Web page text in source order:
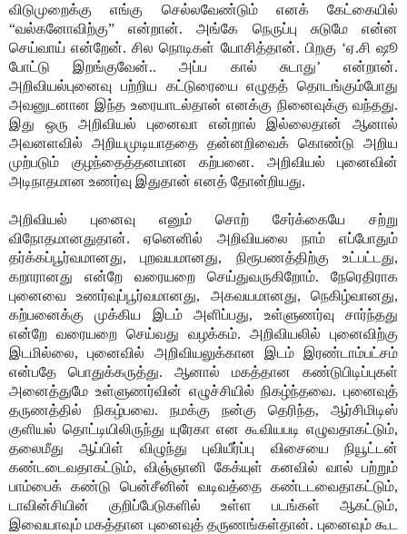
விடுமுறைக்கு எங்கு செல்லவேண்டும் எனக் கேட்கையில்
“வல்கனோவிற்கு” என்றான். அங்கே நெருப்பு சுடுமே என்ன
செய்வாய் என்றேன். சில நொடிகள் யோசித்தான். பிறகு ‘ஏ.சி ஷூ
போட்டு இறங்குவேன்.. அப்ப கால் சுடாது’ என்றான்.
அறிவியல்புனைவு பற்றிய கட்டுரையை எழுதத் தொடங்கும்போது
அவனுடனான இந்த உரையாடல்தான் எனக்கு நினைவுக்கு வந்தது.
இது ஒரு அறிவியல் புனைவா என்றால் இல்லைதான் ஆனால்
அவனளவில் அறியமுடியாததை தன்னறிவைக் கொண்டு அறிய
முற்படும் குழந்தைத்தனமான கற்பனை. அறிவியல் புனைவின்
அடிநாதமான உணர்வு இதுதான் எனத் தோன்றியது.
அறிவியல் புனைவு எனும் சொற் சேர்க்கையே சற்று
விநோதமானதுதான். ஏனெனில் அறிவியலை நாம் எப்போதும்
தர்க்கப்பூர்வமானது, புறவயமானது, நிரூபணத்திற்கு உட்பட்டது,
கறாரானது என்றே வரையறை செய்துவருகிறோம். நேரெதிராக
புனைவை உணர்வுப்பூர்வமானது, அகவயமானது, நெகிழ்வானது,
கற்பனைக்கு முக்கிய இடம் அளிப்பது, உள்ளுணர்வு சார்ந்தது
என்றே வரையறை செய்வது வழக்கம். அறிவியலில் புனைவிற்கு
இடமில்லை, புனைவில் அறிவியலுக்கான இடம் இரண்டாம்பட்சம்
என்பதே பொதுக்கருத்து. ஆனால் மகத்தான கண்டுபிடிப்புகள்
அனைத்துமே உள்ளுணர்வின் எழுச்சியில் நிகழ்ந்தவை. புனைவுத்
தருணத்தில் நிகழ்பவை. நமக்கு நன்கு தெரிந்த, ஆர்சிமிடிஸ்
குளியல் தொட்டியிலிருந்து யுரேகா என கூவியபடி எழுவதாகட்டும்,
தலைமீது ஆப்பிள் விழுந்து புவியீர்ப்பு விசையை நியூட்டன்
கண்டடைவதாகட்டும், விஞ்ஞானி கேக்யுள் கனவில் வால் பற்றும்
பாம்பைக் கண்டு பென்சீனின் வடிவத்தை கண்டடவைதாகட்டும்,
டாவின்சியின் குறிப்பேடுகளில் உள்ள படங்கள் ஆகட்டும்,
இவையாவும் மகத்தான புனைவுத் தருணங்கள்தான். புனைவும் கூட